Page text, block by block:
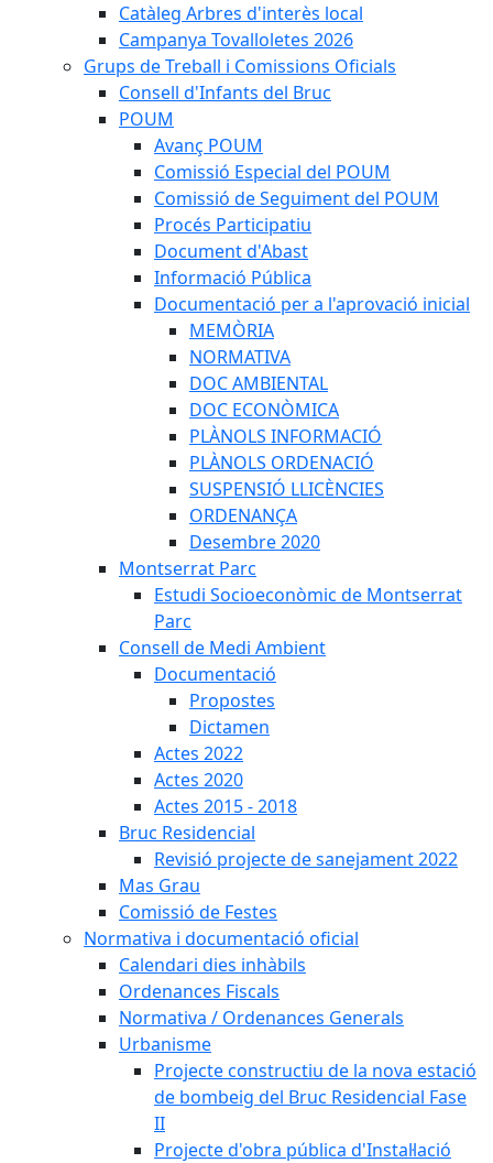
Catàleg Arbres d'interès local
Campanya Tovalloletes 2026
Grups de Treball i Comissions Oficials
Consell d'Infants del Bruc
POUM
Avanç POUM
Comissió Especial del POUM
Comissió de Seguiment del POUM
Procés Participatiu
Document d'Abast
Informació Pública
Documentació per a l'aprovació inicial
MEMÒRIA
NORMATIVA
DOC AMBIENTAL
DOC ECONÒMICA
PLÀNOLS INFORMACIÓ
PLÀNOLS ORDENACIÓ
SUSPENSIÓ LLICÈNCIES
ORDENANÇA
Desembre 2020
Montserrat Parc
Estudi Socioeconòmic de Montserrat
Parc
Consell de Medi Ambient
Documentació
Propostes
Dictamen
Actes 2022
Actes 2020
Actes 2015 - 2018
Bruc Residencial
Revisió projecte de sanejament 2022
Mas Grau
Comissió de Festes
Normativa i documentació oficial
Calendari dies inhàbils
Ordenances Fiscals
Normativa / Ordenances Generals
Urbanisme
Projecte constructiu de la nova estació
de bombeig del Bruc Residencial Fase
II
Projecte d'obra pública d'Instal·lació